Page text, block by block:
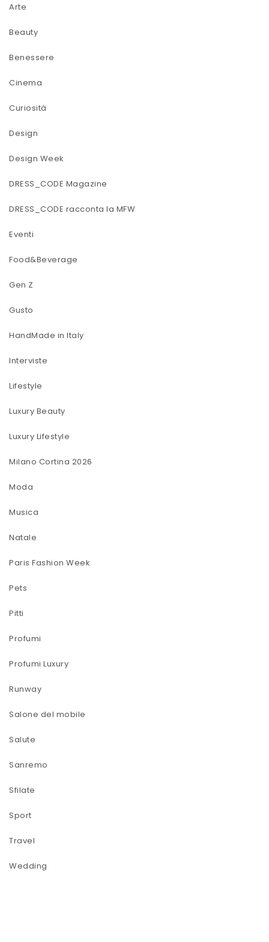
Arte
Beauty
Benessere
Cinema
Curiosità
Design
Design Week
DRESS_CODE Magazine
DRESS_CODE racconta la MFW
Eventi
Food&Beverage
Gen Z
Gusto
HandMade in Italy
Interviste
Lifestyle
Luxury Beauty
Luxury Lifestyle
Milano Cortina 2026
Moda
Musica
Natale
Paris Fashion Week
Pets
Pitti
Profumi
Profumi Luxury
Runway
Salone del mobile
Salute
Sanremo
Sfilate
Sport
Travel
Wedding